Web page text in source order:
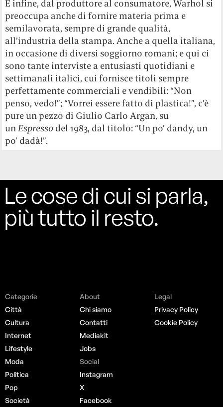
E infine, dal produttore al consumatore, Warhol si
preoccupa anche di fornire materia prima e
semilavorata, sempre di grande qualità,
all’industria della stampa. Anche a quella italiana,
in occasione di diversi soggiorno romani; e qui ci
sono tante interviste a entusiasti quotidiani e
settimanali italici, cui fornisce titoli sempre
perfettamente commerciali e vendibili: “Non
penso, vedo!”; “Vorrei essere fatto di plastica!”, c’è
pure un pezzo di Giulio Carlo Argan, su
unEspresso del 1983, dal titolo: “Un po’ dandy, un
po’ dadà!”.
Le cose di cui si parla,
più tutto il resto.
Categorie
Città
Cultura
Internet
Lifestyle
Moda
Politica
Pop
Società
About
Chi siamo
Contatti
Mediakit
Jobs
Social
Instagram
X
Facebook
Legal
Privacy Policy
Cookie Policy